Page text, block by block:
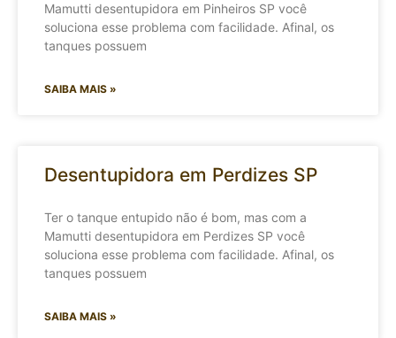
Mamutti desentupidora em Pinheiros SP você
soluciona esse problema com facilidade. Afinal, os
tanques possuem
SAIBA MAIS »
Desentupidora em Perdizes SP
Ter o tanque entupido não é bom, mas com a
Mamutti desentupidora em Perdizes SP você
soluciona esse problema com facilidade. Afinal, os
tanques possuem
SAIBA MAIS »